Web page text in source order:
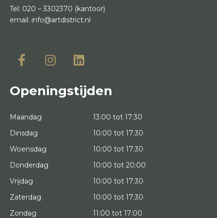
Tel: 020 – 3302370 (kantoor)
email: info@artdistrict.nl
Openingstijden
Maandag
13:00 tot 17:30
Dinsdag
10:00 tot 17:30
Woensdag
10:00 tot 17:30
Donderdag
10:00 tot 20:00
Vrijdag
10:00 tot 17:30
Zaterdag
10:00 tot 17:30
Zondag
11:00 tot 17:00